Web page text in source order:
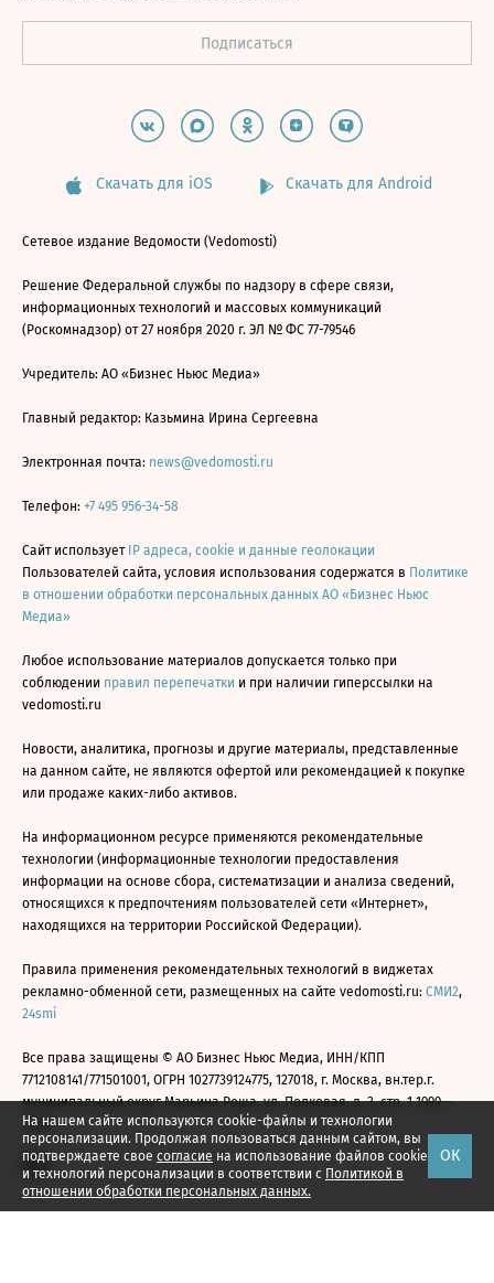
На нашем сайте используются cookie-файлы и технологии
персонализации. Продолжая пользоваться данным сайтом, вы
подтверждаете свое согласие на использование файлов cookie
и технологий персонализации в соответствии с Политикой в
отношении обработки персональных данных.
ОК
Скачать для iOS Скачать для Android
Сетевое издание Ведомости (Vedomosti)
Решение Федеральной службы по надзору в сфере связи,
информационных технологий и массовых коммуникаций
(Роскомнадзор) от 27 ноября 2020 г. ЭЛ № ФС 77-79546
Учредитель: АО «Бизнес Ньюс Медиа»
Главный редактор: Казьмина Ирина Сергеевна
Электронная почта: news@vedomosti.ru
Телефон: +7 495 956-34-58
Сайт использует IP адреса, cookie и данные геолокации
Пользователей сайта, условия использования содержатся в Политике
в отношении обработки персональных данных АО «Бизнес Ньюс
Медиа»
Любое использование материалов допускается только при
соблюдении правил перепечатки и при наличии гиперссылки на
vedomosti.ru
Новости, аналитика, прогнозы и другие материалы, представленные
на данном сайте, не являются офертой или рекомендацией к покупке
или продаже каких-либо активов.
На информационном ресурсе применяются рекомендательные
технологии (информационные технологии предоставления
информации на основе сбора, систематизации и анализа сведений,
относящихся к предпочтениям пользователей сети «Интернет»,
находящихся на территории Российской Федерации).
Правила применения рекомендательных технологий в виджетах
рекламно-обменной сети, размещенных на сайте vedomosti.ru: СМИ2,
24smi
Все права защищены © АО Бизнес Ньюс Медиа, ИНН/КПП
7712108141/771501001, ОГРН 1027739124775, 127018, г. Москва, вн.тер.г.
муниципальный округ Марьина Роща, ул. Полковая, д. 3, стр. 1 1999—
2026